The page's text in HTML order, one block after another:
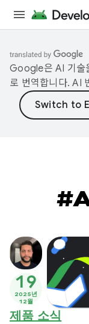
Google은 AI 기술
로 번역합니다. AI
19
2025년
12월
제품 소식